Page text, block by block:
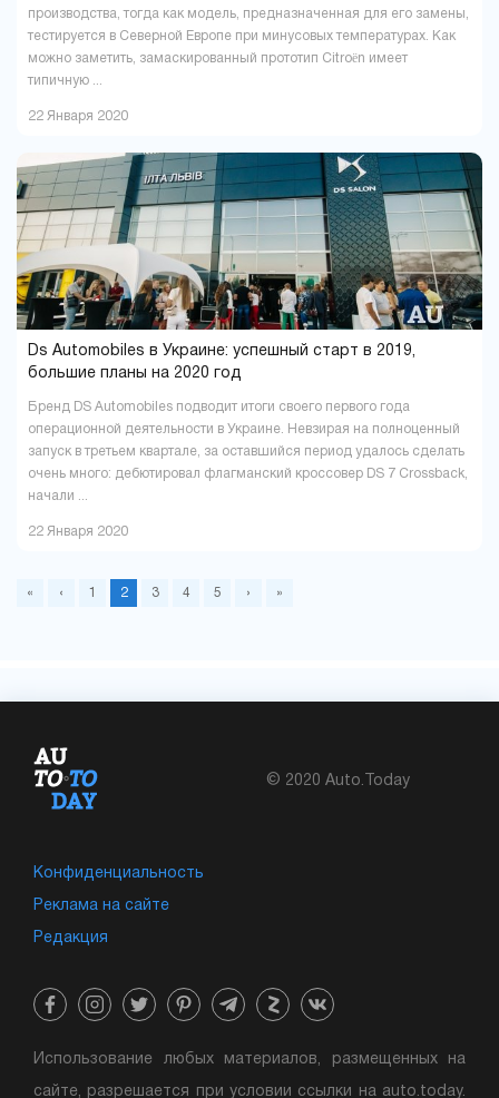
производства, тогда как модель, предназначенная для его замены,
тестируется в Северной Европе при минусовых температурах. Как
можно заметить, замаскированный прототип Citroën имеет
типичную ...
22 Января 2020
Ds Automobiles в Украине: успешный старт в 2019,
большие планы на 2020 год
Бренд DS Automobiles подводит итоги своего первого года
операционной деятельности в Украине. Невзирая на полноценный
запуск в третьем квартале, за оставшийся период удалось сделать
очень много: дебютировал флагманский кроссовер DS 7 Crossback,
начали ...
22 Января 2020
« ‹ 1 2 3 4 5 › »
© 2020 Auto.Today
Конфиденциальность
Реклама на сайте
Редакция
Использование любых материалов, размещенных на
сайте, разрешается при условии ссылки на auto.today.